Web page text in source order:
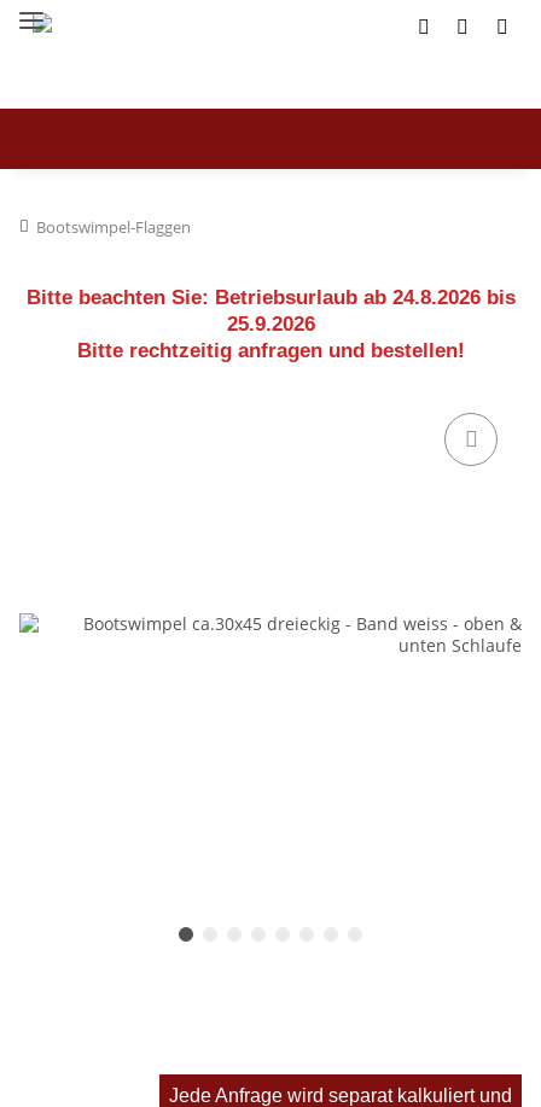
Bootswimpel-Flaggen
Bitte beachten Sie: Betriebsurlaub ab 24.8.2026 bis
25.9.2026
Bitte rechtzeitig anfragen und bestellen!
Jede Anfrage wird separat kalkuliert und